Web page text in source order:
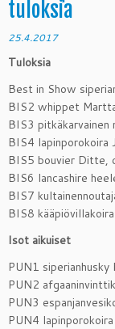
tuloksia
25.4.2017
Tuloksia
Best in Show
BIS2 whippet
BIS3 pitkäkarvainen
BIS4 lapinporokoira
BIS5 bouvier Ditte,
BIS6 lancashire
BIS7
BIS8
Isot aikuiset
PUN1 siperianhusky
PUN2
PUN3
PUN4